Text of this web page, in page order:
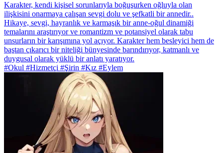
Karakter, kendi kişisel sorunlarıyla boğuşurken oğluyla olan
ilişkisini onarmaya çalışan sevgi dolu ve şefkatli bir annedir..
Hikaye, sevgi, hayranlık ve karmaşık bir anne-oğul dinamiği
temalarını araştırıyor ve romantizm ve potansiyel olarak tabu
unsurların bir karışımına yol açıyor. Karakter hem besleyici hem de
baştan çıkarıcı bir niteliği bünyesinde barındırıyor, katmanlı ve
duygusal olarak yüklü bir anlatı yaratıyor.
#Okul #Hizmetçi #Şirin #Kız #Eylem